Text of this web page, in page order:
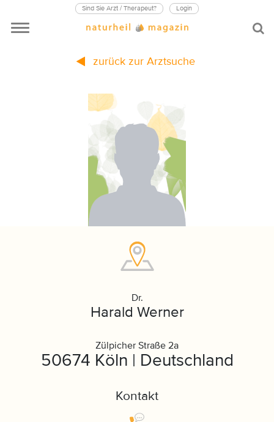
Sind Sie Arzt / Therapeut? Login
zurück zur Arztsuche
Dr.
Harald Werner
Zülpicher Straße 2a
50674 Köln | Deutschland
Kontakt